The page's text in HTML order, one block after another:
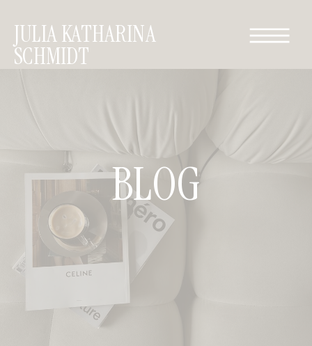
JULIA KATHARINA
SCHMIDT
BLOG